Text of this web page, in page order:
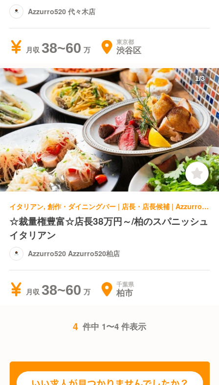
Azzurro520 代々木店
月収 38~60 東京都
渋谷区
1/3
イタリアン, 創作・ダイニングバー | 店長・店長候補 | Azzurro520 Azzurro520柏店
☆裁量権豊富☆店長38万円～/柏のスパニッシュ
イタリアン
Azzurro520 Azzurro520柏店
月収 38~60 千葉県
柏市
4 件中 1〜4 件表示